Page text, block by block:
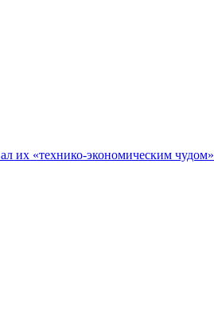
их «технико-экономическим чудом»